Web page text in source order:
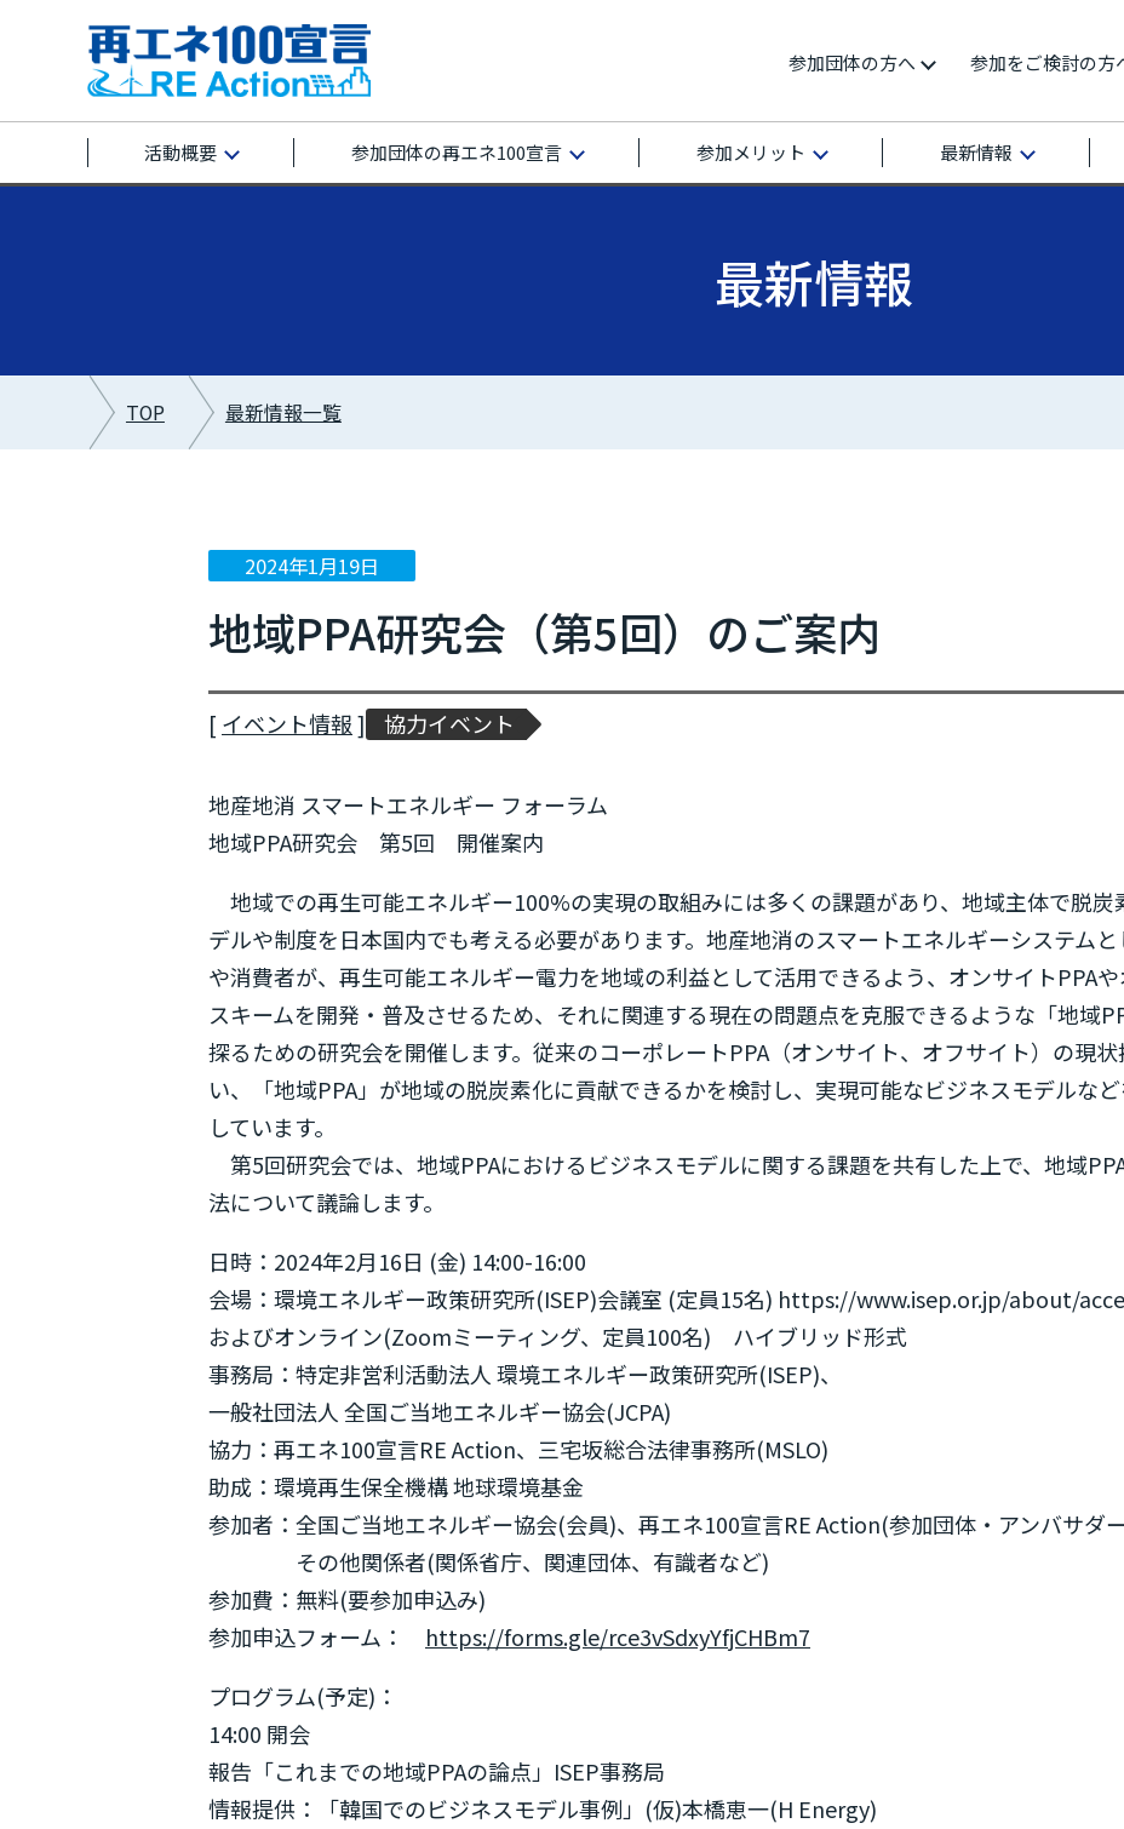
活動概要 参加団体の再エネ100宣言 参加メリット 最新情報
参加団体の方へ 参加をご検討の方
最新情報
TOP 最新情報一覧
イベント情報
プレスリリース
協力イベント
活動報告
参加団体の方へのお知らせ
補助金などのお知らせ
2024年1月19日
地域PPA研究会（第5回）のご案内
[ イベント情報] 協力イベント
地産地消 スマートエネルギー フォーラム
地域PPA研究会 第5回 開催案内
地域での再生可能エネルギー100%の実現の取組みには多くの課題があり、地域主体で脱
デルや制度を日本国内でも考える必要があります。地産地消のスマートエネルギーシステム
や消費者が、再生可能エネルギー電力を地域の利益として活用できるよう、オンサイトPPA
スキームを開発・普及させるため、それに関連する現在の問題点を克服できるような「地域
探るための研究会を開催します。従来のコーポレートPPA（オンサイト、オフサイト）の現
い、「地域PPA」が地域の脱炭素化に貢献できるかを検討し、実現可能なビジネスモデルな
しています。
第5回研究会では、地域PPAにおけるビジネスモデルに関する課題を共有した上で、地域
法について議論します。
日時：2024年2月16日 (金) 14:00-16:00
会場：環境エネルギー政策研究所(ISEP)会議室 (定員15名) https://www.isep.or.jp/about/
およびオンライン(Zoomミーティング、定員100名) ハイブリッド形式
事務局：特定非営利活動法人 環境エネルギー政策研究所(ISEP)、
一般社団法人 全国ご当地エネルギー協会(JCPA)
協力：再エネ100宣言RE Action、三宅坂総合法律事務所(MSLO)
助成：環境再生保全機構 地球環境基金
参加者：全国ご当地エネルギー協会(会員)、再エネ100宣言RE Action(参加団体・アンバサダー
その他関係者(関係省庁、関連団体、有識者など)
参加費：無料(要参加申込み)
参加申込フォーム： https://forms.gle/rce3vSdxyYfjCHBm7
プログラム(予定)：
14:00 開会
報告「これまでの地域PPAの論点」ISEP事務局
情報提供：「韓国でのビジネスモデル事例」(仮)本橋恵一(H Energy)